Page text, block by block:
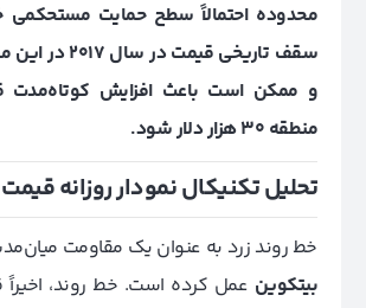
محدوده احتمالاً سطح حمایت مستحکمی
سقف تاریخی قیمت
و ممکن است باعث افزایش
منطقه 30 هزار دلار شود.
تحلیل تکنیکالنمودار روزانه
خط روند زرد به عنوان یک مقاومت
بیتکوین عمل کرده است. خط روند،